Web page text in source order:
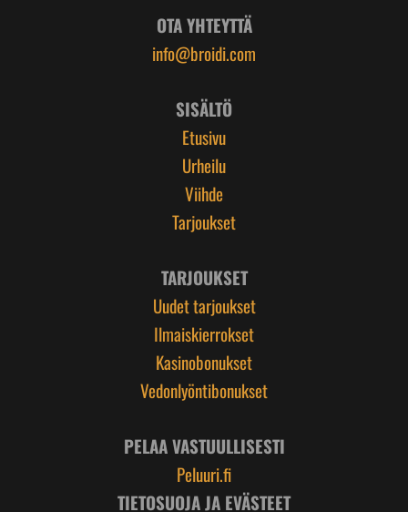
OTA YHTEYTTÄ
info@broidi.com
SISÄLTÖ
Etusivu
Urheilu
Viihde
Tarjoukset
TARJOUKSET
Uudet tarjoukset
Ilmaiskierrokset
Kasinobonukset
Vedonlyöntibonukset
PELAA VASTUULLISESTI
Peluuri.fi
TIETOSUOJA JA EVÄSTEET